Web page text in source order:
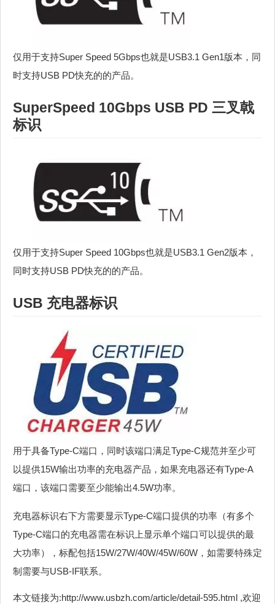
仅用于支持Super Speed 5Gbps也就是USB3.1 Gen1版本，同
时支持USB PD快充的的产品。
SuperSpeed 10Gbps USB PD 三叉戟
标识
仅用于支持Super Speed 10Gbps也就是USB3.1 Gen2版本，
同时支持USB PD快充的的产品。
USB 充电器标识
用于具备Type-C端口，同时该端口满足Type-C规范并至少可
以提供15W输出功率的充电器产品，如果充电器还有Type-A
端口，该端口需要至少能输出4.5W功率。
充电器标识右下方需要显示Type-C端口提供的功率（有多个
Type-C端口的充电器需在标识上显示单个端口可以提供的最
大功率），标配包括15W/27W/40W/45W/60W，如需要特殊定
制需要与USB-IF联系。
本文链接为:http://www.usbzh.com/article/detail-595.html ,欢迎